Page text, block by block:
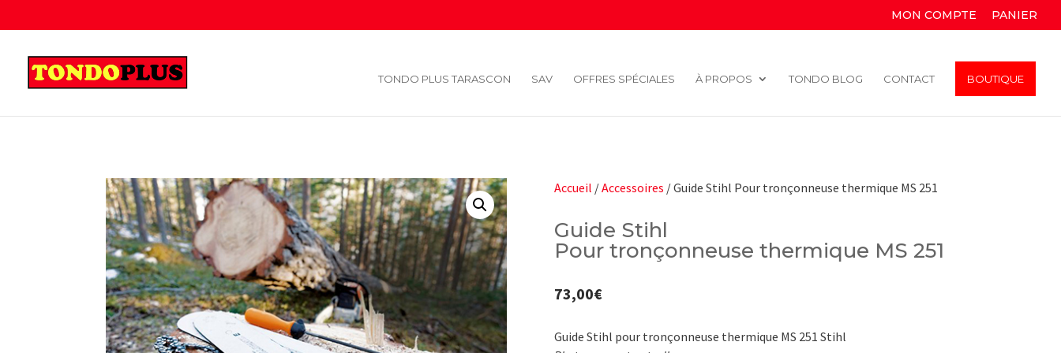
MON COMPTE PANIER
TONDO PLUS TARASCON SAV OFFRES SPÉCIALES À PROPOS TONDO BLOG CONTACT BOUTIQUE
Accueil /Accessoires / Guide Stihl Pour tronçonneuse thermique MS 251
Guide Stihl
Pour tronçonneuse thermique MS 251
73,00€
Guide Stihl pour tronçonneuse thermique MS 251 Stihl